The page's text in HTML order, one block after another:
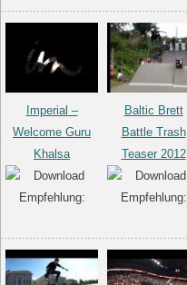
Imperial –
Welcome Guru
Khalsa
Baltic Brett
Battle Trash
Teaser 2012